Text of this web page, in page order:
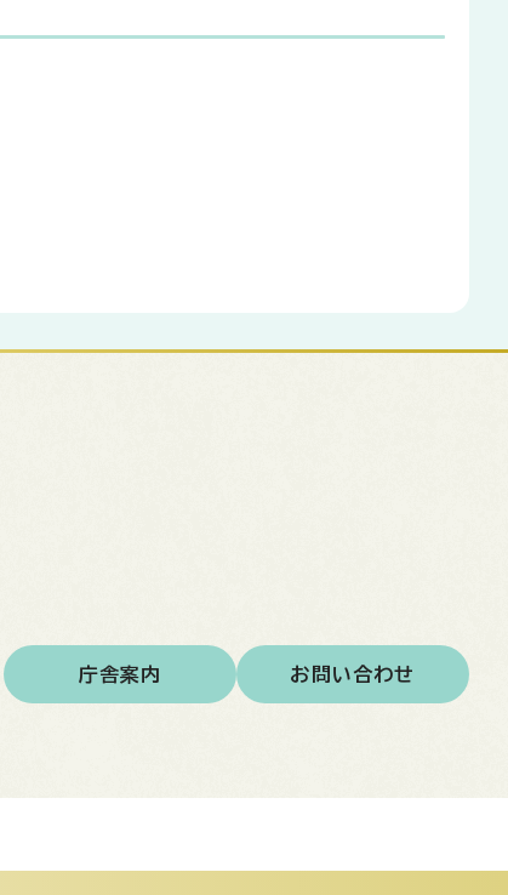
庁舎案内 お問い合わせ